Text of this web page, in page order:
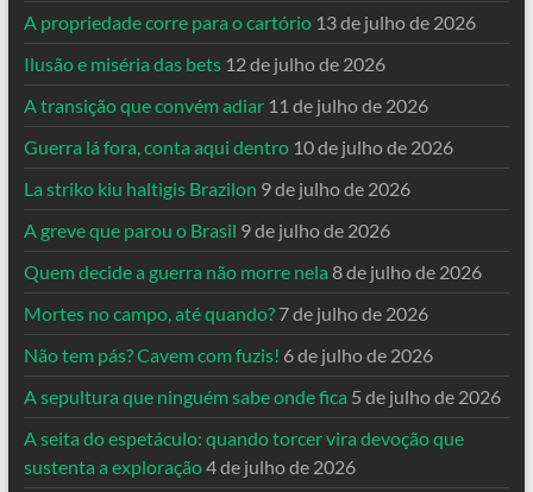
A propriedade corre para o cartório 13 de julho de 2026
Ilusão e miséria das bets 12 de julho de 2026
A transição que convém adiar 11 de julho de 2026
Guerra lá fora, conta aqui dentro 10 de julho de 2026
La striko kiu haltigis Brazilon 9 de julho de 2026
A greve que parou o Brasil 9 de julho de 2026
Quem decide a guerra não morre nela 8 de julho de 2026
Mortes no campo, até quando? 7 de julho de 2026
Não tem pás? Cavem com fuzis! 6 de julho de 2026
A sepultura que ninguém sabe onde fica 5 de julho de 2026
A seita do espetáculo: quando torcer vira devoção que
sustenta a exploração4 de julho de 2026